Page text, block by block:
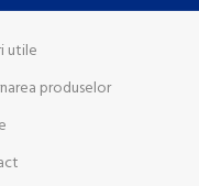
utile
produselor